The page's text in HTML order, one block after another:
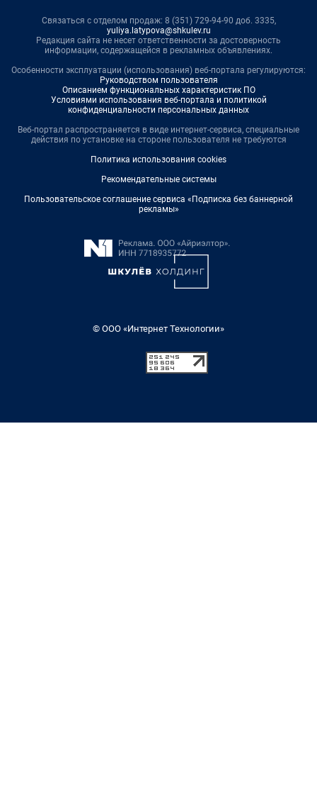
Связаться с отделом продаж: 8 (351) 729-94-90 доб. 3335,
yuliya.latypova@shkulev.ru
Редакция сайта не несет ответственности за достоверность
информации, содержащейся в рекламных объявлениях.
Особенности эксплуатации (использования) веб-портала регулируются:
Руководством пользователя
Описанием функциональных характеристик ПО
Условиями использования веб-портала и политикой
конфиденциальности персональных данных
Веб-портал распространяется в виде интернет-сервиса, специальные
действия по установке на стороне пользователя не требуются
Политика использования cookies
Рекомендательные системы
Пользовательское соглашение сервиса «Подписка без баннерной
рекламы»
© ООО «Интернет Технологии»